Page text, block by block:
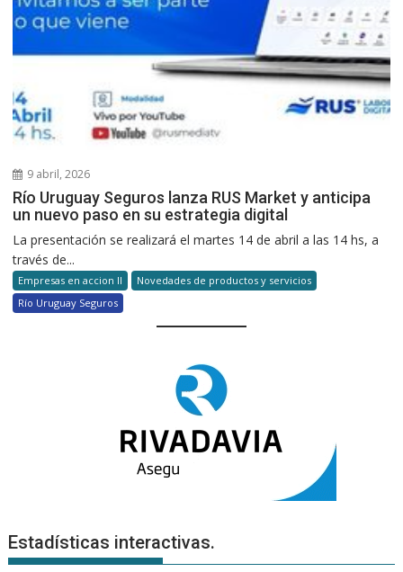
9 abril, 2026
Río Uruguay Seguros lanza RUS Market y anticipa
un nuevo paso en su estrategia digital
La presentación se realizará el martes 14 de abril a las 14 hs, a
través de...
Empresas en accion II
Novedades de productos y servicios
Río Uruguay Seguros
Estadísticas interactivas.